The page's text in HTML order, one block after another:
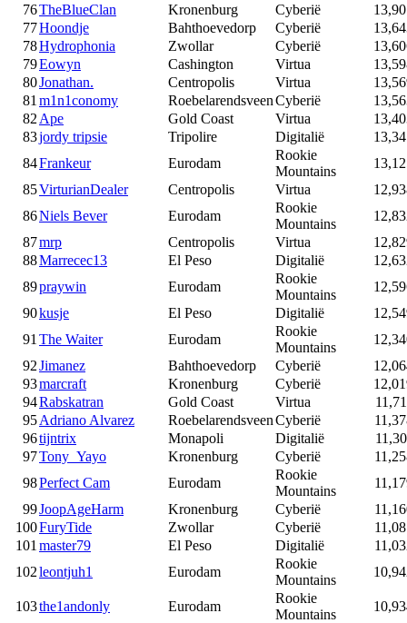
76TheBlueClan Kronenburg Cyberië
77Hoondje Bahthoevedorp Cyberië
78Hydrophonia Zwollar Cyberië
79Eowyn Cashington Virtua
80Jonathan. Centropolis Virtua
81 m1n1conomy RoebelarendsveenCyberië
82 Ape Gold Coast Virtua
83jordy tripsie Tripolire Digitalië
84Frankeur Eurodam
Rookie
Mountains
85VirturianDealer Centropolis Virtua
86Niels Bever Eurodam
Rookie
Mountains
87mrp Centropolis Virtua
88Marrecec13 El Peso Digitalië
89praywin Eurodam
Rookie
Mountains
90kusje El Peso Digitalië
91 The Waiter Eurodam
Rookie
Mountains
92Jimanez Bahthoevedorp Cyberië
93marcraft Kronenburg Cyberië
94Rabskatran Gold Coast Virtua
95Adriano Alvarez RoebelarendsveenCyberië
96tijntrix Monapoli Digitalië
97Tony_Yayo Kronenburg Cyberië
98Perfect Cam Eurodam
Rookie
Mountains
99JoopAgeHarm Kronenburg Cyberië
100FuryTide Zwollar Cyberië
101 master79 El Peso Digitalië
102leontjuh1 Eurodam
Rookie
Mountains
103the1andonly Eurodam
Rookie
Mountains